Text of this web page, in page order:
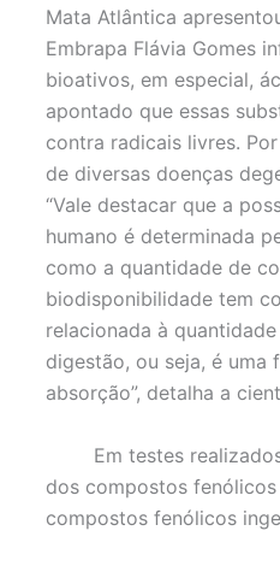
Mata Atlântica
Embrapa Flávia Gomes
bioativos, em especial,
apontado que essas
contra radicais livres.
de diversas doenças
“Vale destacar que a
humano é determinada
como a quantidade de
biodisponibilidade tem
relacionada à
digestão, ou seja, é
absorção”, detalha a
Em testes realizados,
dos compostos
compostos fenólicos